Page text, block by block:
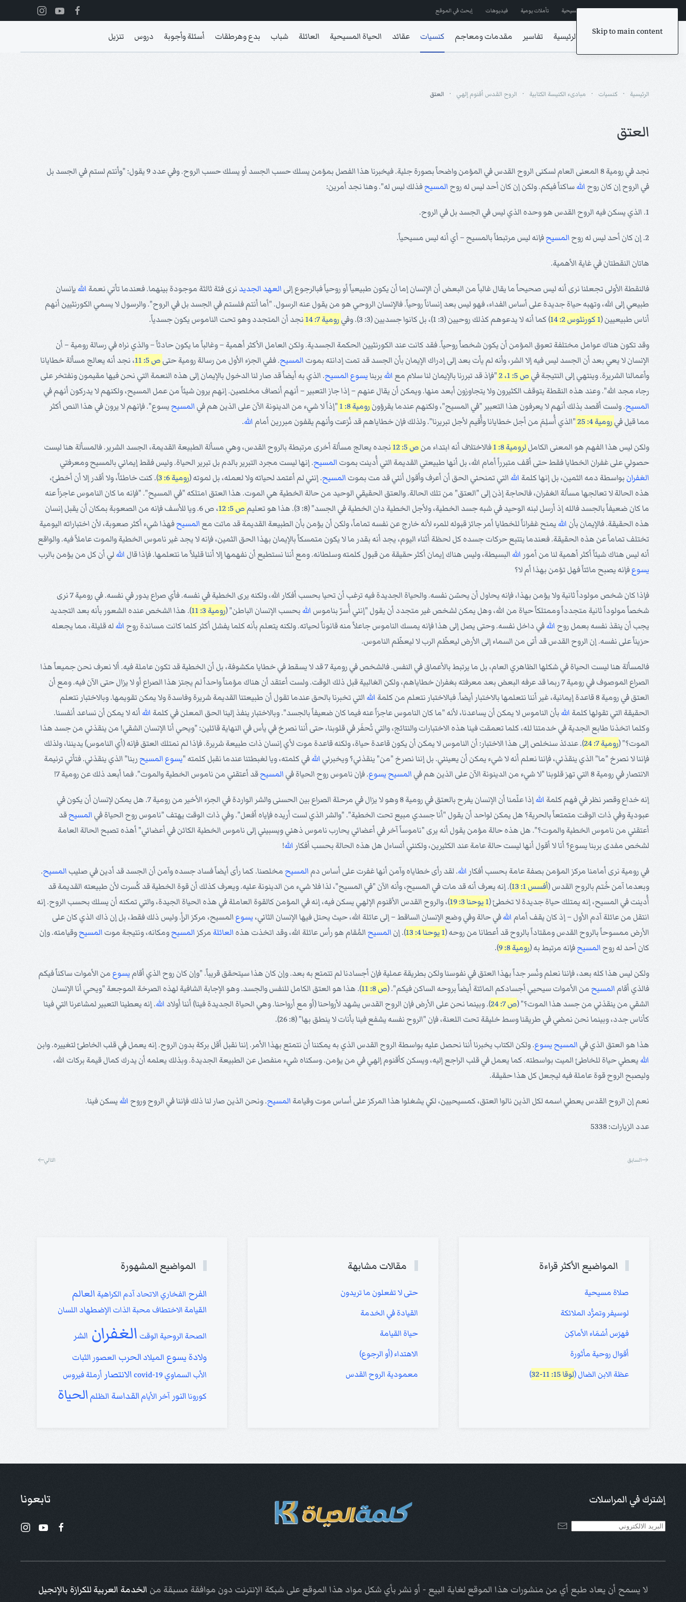
Skip to main content
إشترك في المراسلات ترانيم مسيحية تأملات يومية فيديوهات إبحث في الموقع
الرئيسية تفاسير مقدمات ومعاجم كنسيات عقائد الحياة المسيحية العائلة شباب بدع وهرطقات أسئلة وأجوبة دروس تنزيل
الرئيسية كنسيات مبادىء الكنيسة الكتابية الروح القدس أقنوم إلهي العتق
العتق
نجد في رومية 8 المعنى العام لسكنى الروح القدس في المؤمن واضحاً بصورة جلية. فيخبرنا هذا الفصل بمؤمن يسلك حسب الجسد أو يسلك حسب الروح. وفي عدد 9 يقول: "وأنتم لستم في الجسد بل
في الروح إن كان روح اللهساكناً فيكم. ولكن إن كان أحد ليس له روح المسيحفذلك ليس له". وهنا نجد أمرين:
1. الذي يسكن فيه الروح القدس هو وحده الذي ليس في الجسد بل في الروح.
2. إن كان أحد ليس له روح المسيحفإنه ليس مرتبطاً بالمسيح – أي أنه ليس مسيحياً.
هاتان النقطتان في غاية الأهمية.
فالنقطة الأولى تجعلنا نرى أنه ليس صحيحاً ما يقال غالباً من البعض أن الإنسان إما أن يكون طبيعياً أو روحياً فبالرجوع إلى العهد الجديد نرى فئة ثالثة موجودة بينهما. فعندما تأتي نعمة الله بإنسان
طبيعي إلى الله، وتهبه حياة جديدة على أساس الفداء، فهو ليس بعد إنساناً روحياً. فالإنسان الروحي هو من يقول عنه الرسول. "أما أنتم فلستم في الجسد بل في الروح". والرسول لا يسمي الكورنثيين أنهم
أناس طبيعيين (1 كورنثوس 2: 14 ) كما أنه لا يدعوهم كذلك روحيين (3: 1)، بل كانوا جسديين (3: 3). وفي رومية 7: 14 نجد أن المتجدد وهو تحت الناموس يكون جسدياً.
وقد تكون هناك عوامل مختلفة تعوق المؤمن أن يكون شخصاً روحياً. فقد كانت عند الكورنثيين الحكمة الجسدية. ولكن العامل الأكثر أهمية – وغالباً ما يكون حادثاً – والذي نراه في رسالة رومية – أن
الإنسان لا يعي بعد أن الجسد ليس فيه إلا الشر، وأنه لم يأت بعد إلى إدراك الإيمان بأن الجسد قد تمت إدانته بموت المسيح. ففي الجزء الأول من رسالة رومية حتى ص 5: 11
، نجد أنه يعالج مسألة خطايانا
وأعمالنا الشريرة. وينتهي إلى النتيجة في ص 5: 1، 2 "فإذ قد تبررنا بالإيمان لنا سلام مع الله بربنايسوع المسيح. الذي به أيضاً قد صار لنا الدخول بالإيمان إلى هذه النعمة التي نحن فيها مقيمون ونفتخر على
رجاء مجد الله". وعند هذه النقطة يتوقف الكثيرون ولا يتجاوزون أبعد منها. ويمكن أن يقال عنهم – إذا جاز التعبير – أنهم أنصاف مخلصين. إنهم يرون شيئاً من عمل المسيح، ولكنهم لا يدركون أنهم في
المسيح. ولست أقصد بذلك أنهم لا يعرفون هذا التعبير "في المسيح"، ولكنهم عندما يقرؤون رومية 8: 1 "إذاً لا شيء من الدينونة الآن على الذين هم في المسيح يسوع". فإنهم لا يرون في هذا النص أكثر
مما قيل في رومية 4: 25 "الذي أُسلِمَ من أجل خطايانا وأُقيم لأجل تبريرنا". ولذلك فإن خطاياهم قد نُزعت وأنهم يقفون مبررين أمام الله.
ولكن ليس هذا الفهم هو المعنى الكامل لرومية 8: 1 فالاختلاف أنه ابتداء من ص 5: 12
نجده يعالج مسألة أخرى مرتبطة بالروح القدس، وهي مسألة الطبيعة القديمة، الجسد الشرير. فالمسألة هنا ليست
حصولي على غفران الخطايا فقط حتى أقف متبرراً أمام الله، بل أنها طبيعتي القديمة التي أُدينت بموت المسيح. إنها ليست مجرد التبرير بالدم بل تبرير الحياة. وليس فقط إيماني بالمسيح ومعرفتي
الغفران بواسطة دمه الثمين، بل إنها كلمة الله التي تمنحني الحق أن أعرف وأقول أنني قد مت بموت المسيح. إنني لم أعتمد لحياته ولا لعمله، بل لموته (رومية 6: 3
). كنت خاطئاً، ولا أقدر إلا أن أخطئ،
هذه الحالة لا تعالجها مسألة الغفران، فالحاجة إذن إلى "العتق" من تلك الحالة. والعتق الحقيقي الوحيد من حالة الخطية هي الموت. هذا العتق امتلكه "في المسيح". "فإنه ما كان الناموس عاجزاً عنه
ما كان ضعيفاً بالجسد فالله إذ أرسل لبنه الوحيد في شبه جسد الخطية، ولأجل الخطية دان الخطية في الجسد" (8: 3). هذا هو تعليم
ص 5: 12
، ص 6. ويا للأسف فإنه من الصعوبة بمكان أن يقبل إنسان
هذه الحقيقة. فالإيمان بأن الله يمنح غفراناً للخطايا أمر جائز قبوله للمرء لأنه خارج عن نفسه تماماً، ولكن أن يؤمن بأن الطبيعة القديمة قد ماتت مع المسيحفهذا شيء أكثر صعوبة، لأن اختباراته اليومية
تختلف تماماً عن هذه الحقيقة. فعندما يتتبع حركات جسده كل لحظة أثناء اليوم، يجد أنه بقدر ما لا يكون متمسكاً بالإيمان بهذا الحق الثمين، فإنه لا يجد غير ناموس الخطية والموت عاملاً فيه. والواقع
أنه ليس هناك شيئاً أكثر أهمية لنا من أمور الله البسيطة، وليس هناك إيمان أكثر حقيقة من قبول كلمته وسلطانه. ومع أننا نستطيع أن نفهمها إلا أننا قليلاً ما نتعلمها. فإذا قال اللهلي أن كل من يؤمن بالرب
يسوعفإنه يصبح مائتاً فهل تؤمن بهذا أم لا؟
فإذا كان شخص مولوداً ثانية ولا يؤمن بهذا، فإنه يحاول أن يحسّن نفسه. والحياة الجديدة فيه ترغب أن تحيا بحسب أفكار الله، ولكنه يرى الخطية في نفسه. فأي صراع يدور في نفسه. في رومية 7 نرى
شخصاً مولوداً ثانية متجدداً وممتلكاً حياة من الله، وهل يمكن لشخص غير متجدد أن يقول "إنني أُسرّ بناموس الله بحسب الإنسان الباطن" (رومية 3: 11
). هذا الشخص عنده الشعور بأنه بعد التجديد
يجب أن ينقذ نفسه بعمل روح اللهفي داخل نفسه. وحتى يصل إلى هذا فإنه يمسك الناموس جاعلاً منه قانوناً لحياته. ولكنه يتعلم بأنه كلما يفشل أكثر كلما كانت مساندة روح الله له قليلة، مما يجعله
حزيناً على نفسه. إن الروح القدس قد أتى من السماء إلى الأرض ليعظّم الرب لا ليعظّم الناموس.
فالمسألة هنا ليست الحياة في شكلها الظاهري العام، بل ما يرتبط بالأعماق في النفس. فالشخص في رومية 7 قد لا يسقط في خطايا مكشوفة، بل أن الخطية قد تكون عاملة فيه. ألا نعرف نحن جميعاً هذا
الصراع الموصوف في رومية 7 ربما قد عرفه البعض بعد معرفته بغفران خطاياهم، ولكن الغالبية قبل ذلك الوقت. ولست أعتقد أن هناك مؤمناً واحداً لم يجتز هذا الصراع أو لا يزال حتى الآن فيه. ومع أن
العتق في رومية 8 قاعدة إيمانية، غير أننا نتعلمها بالاختبار أيضاً. فبالاختبار نتعلم من كلمة
الله التي تخبرنا بالحق عندما تقول أن طبيعتنا القديمة شريرة وفاسدة ولا يمكن تقويمها. وبالاختبار نتعلم
الحقيقة التي تقولها كلمة الله بأن الناموس لا يمكن أن يساعدنا، لأنه "ما كان الناموس عاجزاً عنه فيما كان ضعيفاً بالجسد". وبالاختبار ينفذ إلينا الحق المعلن في كلمة الله أنه لا يمكن أن نساعد أنفسنا.
وكلما اتخذنا طابع الجدية في خدمتنا لله، كلما تعمقت فينا هذه الاختبارات والنتائج، والتي تُحفَر في قلوبنا، حتى أننا نصرخ في يأس في النهاية قائلين: "ويحي أنا الإنسان الشقي! من ينقذني من جسد هذا
الموت؟" (رومية 7: 24
). عندئذ سنخلص إلى هذا الاختبار: أن الناموس لا يمكن أن يكون قاعدة حياة، ولكنه قاعدة موت لأي إنسان ذات طبيعة شريرة. فإذا لم نمتلك العتق فإنه (أي الناموس) يديننا، ولذلك
فإننا لا نصرخ "ما" الذي ينقذني، فإننا نعلم أنه لا شيء يمكن أن يعينني. بل إننا نصرخ "من" ينقذني؟ ويخبرني اللهفي كلمته، ويا لغبطتنا عندما نقبل كلمته "يسوع المسيحربنا" الذي ينقذني. فتأتي ترنيمة
الانتصار في رومية 8 التي تهز قلوبنا "لا شيء من الدينونة الآن على الذين هم في
المسيح يسوع. فإن ناموس روح الحياة في المسيحقد أعتقني من ناموس الخطية والموت". فما أبعد ذلك عن رومية 7!
إنه خداع وقصر نظر في فهم كلمة الله
إذا علّمنا أن الإنسان يفرح بالعتق في رومية 8 وهو لا يزال في مرحلة الصراع بين الحسنى والشر الواردة في الجزء الأخير من رومية 7. هل يمكن لإنسان أن يكون في
عبودية وفي ذات الوقت متمتعاً بالحرية؟ هل يمكن لواحد أن يقول "أنا جسدي مبيع تحت الخطية". "والشر الذي لست أريده فإياه أفعل". وفي ذات الوقت يهتف "ناموس روح الحياة في المسيحقد
أعتقني من ناموس الخطية والموت؟". هل هذه حالة مؤمن يقول أنه يرى "ناموساً آخر في أعضائي يحارب ناموس ذهني ويسبيني إلى ناموس الخطية الكائن في أعضائي" أهذه تصبح الحالة العامة
لشخص مفدى بربنا يسوع؟ أنا لا أقول أنها ليست حالة عامة عند الكثيرين، ولكنني أتساءل هل هذه الحالة بحسب أفكار الله!
في رومية نرى أمامنا مركز المؤمن بصفة عامة بحسب أفكار الله. لقد رأى خطاياه وآمن أنها غفرت على أساس دم المسيح مخلصنا. كما رأى أيضاً فساد جسده وآمن أن الجسد قد أدين في صليب المسيح.
وبعدما آمن خُتم بالروح القدس (أفسس 1: 13
). إنه يعرف أنه قد مات في المسيح، وأنه الآن "في المسيح"، لذا فلا شيء من الدينونة عليه. ويعرف كذلك أن قوة الخطية قد كُسرت لأن طبيعته القديمة قد
أُدينت في المسيح، إنه يمتلك حياة جديدة لا تخطئ (1 يوحنا 3: 19
)، والروح القدس الأقنوم الإلهي يسكن فيه، إنه في المؤمن كالقوة العاملة في هذه الحياة الجيدة، والتي تمكنه أن يسلك بحسب الروح. إنه
انتقل من عائلة آدم الأول – إذ كان يقف أمام اللهفي حالة وفي وضع الإنسان الساقط – إلى عائلة الله، حيث يحتل فيها الإنسان الثاني، يسوع المسيح، مركز الرأٍ. وليس ذلك فقط، بل إن ذاك الذي كان على
الأرض ممسوحاً بالروح القدس ومقتاداً بالروح قد أعطانا من روحه (1 يوحنا 4: 13 ). إن المسيح المُقام هو رأس عائلة الله، وقد اتخذت هذه العائلة مركز المسيحومكانه، ونتيجة موت المسيحوقيامته. وإن
كان أحد له روح المسيحفإنه مرتبط به (رومية 8: 9 ).
ولكن ليس هذا كله بعد، فإننا نعلم ونُسر جداً بهذا العتق في نفوسنا ولكن بطريقة عملية فإن أجسادنا لم تتمتع به بعد. وإن كان هذا سيتحقق قريباً. "وإن كان روح الذي أقام يسوع من الأموات ساكناً فيكم
فالذي أقام المسيح من الأموات سيحيي أجسادكم المائتة أيضاً بروحه الساكن فيكم". (ص 8: 11
). هذا هو العتق الكامل للنفس والجسد. وهو الإجابة الشافية لهذه الصرخة الموجعة "ويحي أنا الإنسان
الشقي من ينقذني من جسد هذا الموت؟" (ص 7: 24 ). وبينما نحن على الأرض فإن الروح القدس يشهد لأرواحنا (أو مع أرواحنا. وهي الحياة الجديدة فينا) أننا أولاد الله. إنه يعطينا التعبير لمشاعرنا التي فينا
كأناس جدد، وبينما نحن نمضي في طريقنا وسط خليقة تحت اللعنة، فإن "الروح نفسه يشفع فينا بأنات لا ينطق بها" (8: 26).
هذا هو العتق الذي في المسيح يسوع. ولكن الكتاب يخبرنا أننا نحصل عليه بواسطة الروح القدس الذي به يمكننا أن نتمتع بهذا الأمر. إننا نقبل أقل بركة بدون الروح. إنه يعمل في قلب الخاطئ لتغييره. وابن
الله يعطي حياة للخاطئ الميت بواسطته. كما يعمل في قلب الراجع إليه، ويسكن كأقنوم إلهي في من يؤمن. وسكناه شيء منفصل عن الطبيعة الجديدة. وبذلك يعلمه أن يدرك كمال قيمة بركات الله،
وليصبح الروح قوة عاملة فيه ليجعل كل هذا حقيقة.
نعم إن الروح القدس يعطي اسمه لكل الذين نالوا العتق، كمسيحيين، لكي يشغلوا هذا المركز على أساس موت وقيامة المسيح. ونحن الذين صار لنا ذلك فإننا في الروح وروح الله يسكن فينا.
عدد الزيارات: 5338
السابق التالي
المواضيع الأكثر قراءة
صلاة مسيحية
لوسيفر وتمرُّد الملائكة
فهرَس أسْمَاء الأماكِن
أقوال روحية مأثورة
عظة الابن الضال (لوقا 15: 11-32 )
مقالات مشابهة
حتى لا تفعلون ما تريدون
القيادة في الخدمة
حياة القيامة
الاهتداء (أو الرجوع)
معمودية الروح القدس
المواضيع المشهورة
الفرح الفخاري الاتحادآدم الكراهية العالم
القيامة الاختطاف محبة الذات الإضطهاد اللسان
الصحة الروحية الوقت الغفران الشر
ولادة يسوع الميلادالحرب العصور الثبات
الأب السماويcovid-19الانتصار أرملةفيروس
كوروناالنور آخر الأيامالقداسة الظلم الحياة
إشترك في المراسلات تابعونا
لا يسمح أن يعاد طبع أي من منشورات هذا الموقع لغاية البيع - أو نشر بأي شكل مواد هذا الموقع على شبكة الإنترنت دون موافقة مسبقة من الخدمة العربية للكرازة بالإنجيل